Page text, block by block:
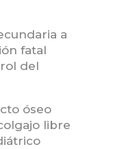
a
fatal
del
óseo
libre